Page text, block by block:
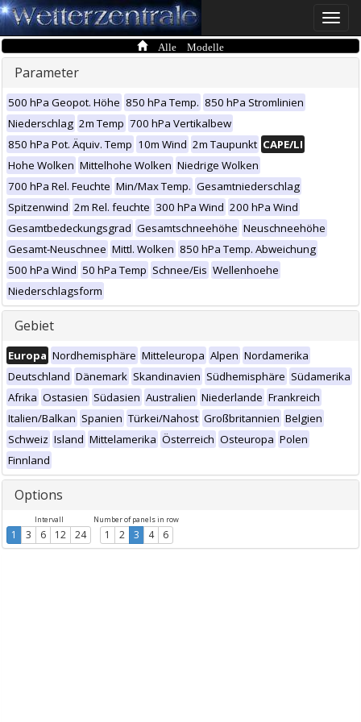
Toggle
Alle Modelle
Parameter
500 hPa Geopot. Höhe 850 hPa Temp. 850 hPa Stromlinien
Niederschlag 2m Temp 700 hPa Vertikalbew
850 hPa Pot. Äquiv. Temp 10m Wind 2m Taupunkt CAPE/LI
Hohe Wolken Mittelhohe Wolken Niedrige Wolken
700 hPa Rel. Feuchte Min/Max Temp. Gesamtniederschlag
Spitzenwind 2m Rel. feuchte 300 hPa Wind 200 hPa Wind
Gesamtbedeckungsgrad Gesamtschneehöhe Neuschneehöhe
Gesamt-Neuschnee Mittl. Wolken 850 hPa Temp. Abweichung
500 hPa Wind 50 hPa Temp Schnee/Eis Wellenhoehe
Niederschlagsform
Gebiet
Europa Nordhemisphäre Mitteleuropa Alpen Nordamerika
Deutschland Dänemark Skandinavien Südhemisphäre Südamerika
Afrika Ostasien Südasien Australien Niederlande Frankreich
Italien/Balkan Spanien Türkei/Nahost Großbritannien Belgien
Schweiz Island Mittelamerika Österreich Osteuropa Polen
Finnland
Options
Intervall
1 3 6 12 24
Number of panels in row
1 2 3 4 6